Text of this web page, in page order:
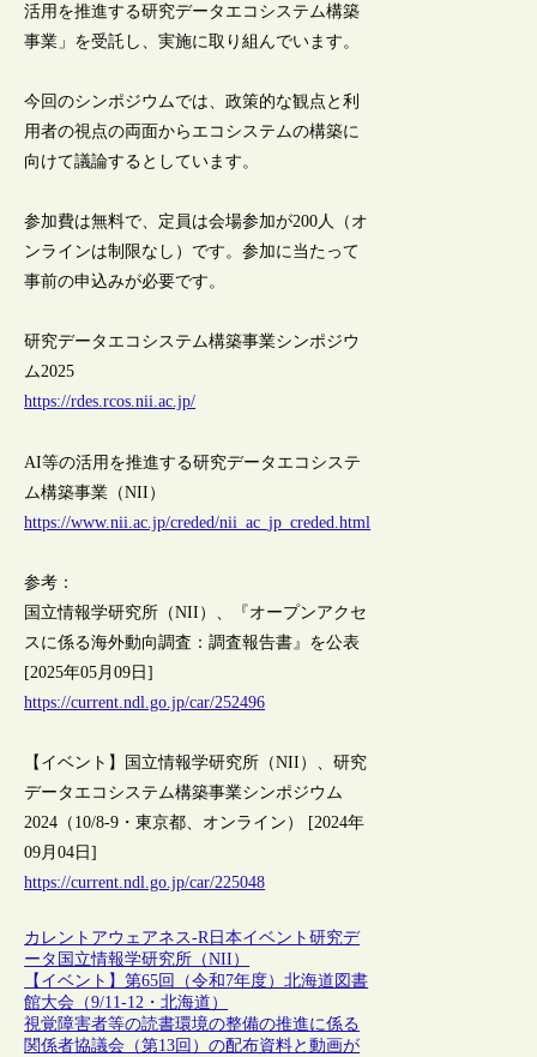
活用を推進する研究データエコシステム構築
事業」を受託し、実施に取り組んでいます。
今回のシンポジウムでは、政策的な観点と利
用者の視点の両面からエコシステムの構築に
向けて議論するとしています。
参加費は無料で、定員は会場参加が200人（オ
ンラインは制限なし）です。参加に当たって
事前の申込みが必要です。
研究データエコシステム構築事業シンポジウ
ム2025
https://rdes.rcos.nii.ac.jp/
AI等の活用を推進する研究データエコシステ
ム構築事業（NII）
https://www.nii.ac.jp/creded/nii_ac_jp_creded.html
参考：
国立情報学研究所（NII）、『オープンアクセ
スに係る海外動向調査：調査報告書』を公表
[2025年05月09日]
https://current.ndl.go.jp/car/252496
【イベント】国立情報学研究所（NII）、研究
データエコシステム構築事業シンポジウム
2024（10/8-9・東京都、オンライン） [2024年
09月04日]
https://current.ndl.go.jp/car/225048
カレントアウェアネス-R日本イベント研究デ
ータ 国立情報学研究所（NII）
【イベント】第65回（令和7年度）北海道図書
館大会（9/11-12・北海道）
視覚障害者等の読書環境の整備の推進に係る
関係者協議会（第13回）の配布資料と動画が